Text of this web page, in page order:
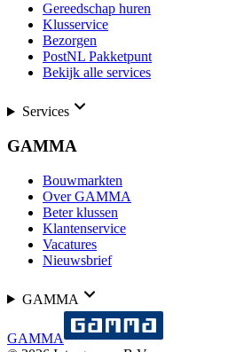
Gereedschap huren
Klusservice
Bezorgen
PostNL Pakketpunt
Bekijk alle services
Services
GAMMA
Bouwmarkten
Over GAMMA
Beter klussen
Klantenservice
Vacatures
Nieuwsbrief
GAMMA
GAMMA